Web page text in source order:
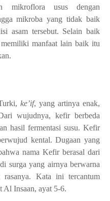
mikroflora usus dengan
mikroba yang tidak baik
asam tersebut. Selain baik
manfaat lain baik itu
ke’if, yang artinya enak,
wujudnya, kefir berbeda
hasil fermentasi susu. Kefir
kental.Dugaan yang
nama Kefir berasal dari
surga yang airnya berwarna
Kata ini tercantum
Al Insaan, ayat 5-6.